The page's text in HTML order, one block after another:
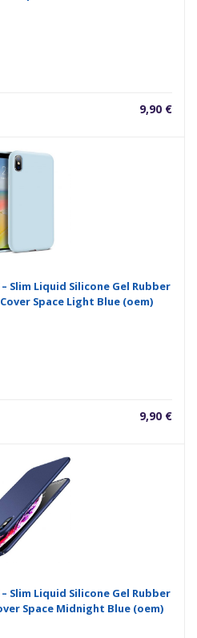
9,90 €
Slim Liquid Silicone Gel Rubber
Space Light Blue (oem)
9,90 €
Slim Liquid Silicone Gel Rubber
Space Midnight Blue (oem)